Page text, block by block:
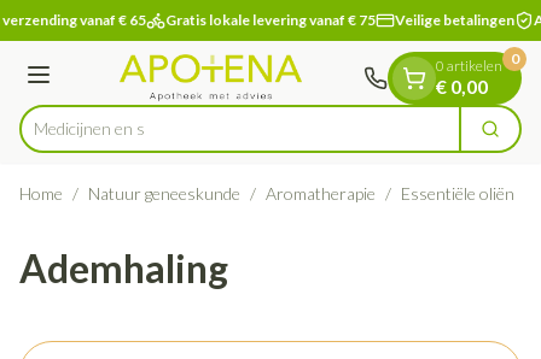
Ga naar de inhoud
1 van 1vanaf € 65 Gratis lokale levering vanaf € 75 Veilige betalingen
Menu
Product, merk, categorie... Zoek
0 artikelen
€ 0,00
0
Home / Natuur geneeskunde / Aromatherapie / Essentiële oliën
Ademhaling